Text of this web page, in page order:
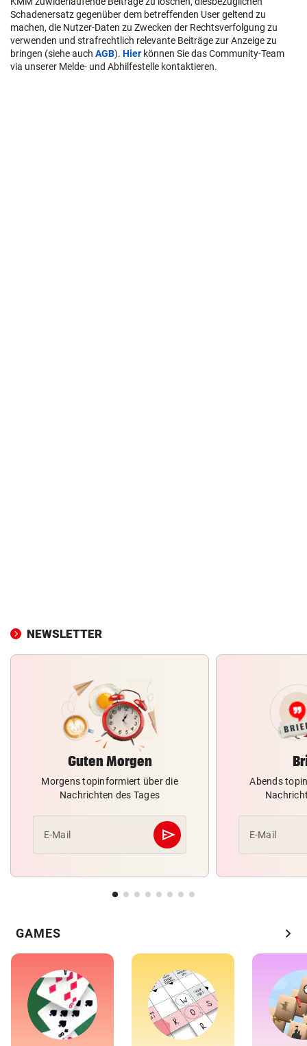
Schadenersatz gegenüber dem betreffenden User geltend zu
machen, die Nutzer-Daten zu Zwecken der Rechtsverfolgung zu
verwenden und strafrechtlich relevante Beiträge zur Anzeige zu
bringen (siehe auch AGB). Hier können Sie das Community-Team
via unserer Melde- und Abhilfestelle kontaktieren.
NEWSLETTER
Guten Morgen
Morgens topinformiert über die
Nachrichten des Tages
E-Mail send
Abschicken
Abends
E-Mail
GAMES chevron_right